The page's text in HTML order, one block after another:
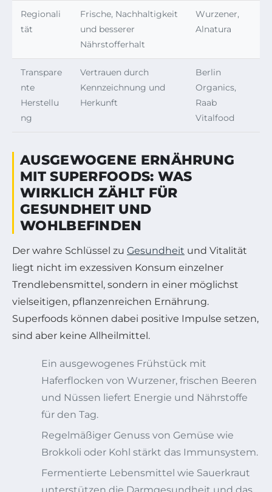
Regionali
tät
Frische, Nachhaltigkeit
und besserer
Nährstofferhalt
Wurzener,
Alnatura
Transpare
nte
Herstellu
ng
Vertrauen durch
Kennzeichnung und
Herkunft
Berlin
Organics,
Raab
Vitalfood
AUSGEWOGENE ERNÄHRUNG
MIT SUPERFOODS: WAS
WIRKLICH ZÄHLT FÜR
GESUNDHEIT UND
WOHLBEFINDEN
Der wahre Schlüssel zu Gesundheit und Vitalität
liegt nicht im exzessiven Konsum einzelner
Trendlebensmittel, sondern in einer möglichst
vielseitigen, pflanzenreichen Ernährung.
Superfoods können dabei positive Impulse setzen,
sind aber keine Allheilmittel.
Ein ausgewogenes Frühstück mit
Haferflocken von Wurzener, frischen Beeren
und Nüssen liefert Energie und Nährstoffe
für den Tag.
Regelmäßiger Genuss von Gemüse wie
Brokkoli oder Kohl stärkt das Immunsystem.
Fermentierte Lebensmittel wie Sauerkraut